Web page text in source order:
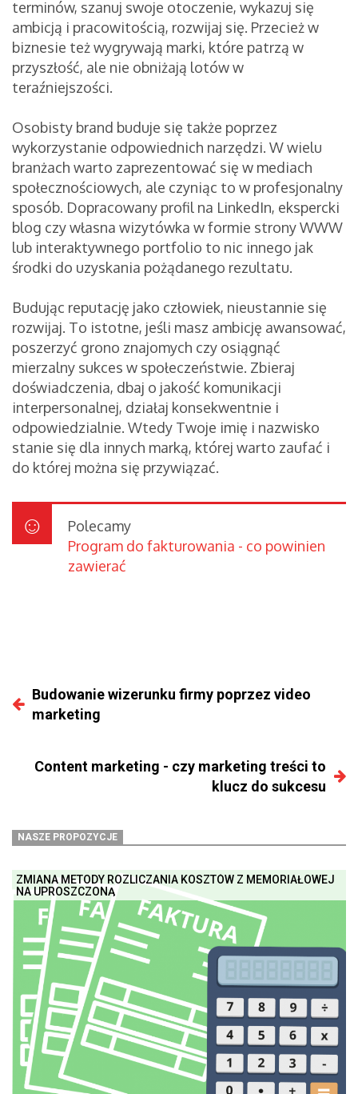
terminów, szanuj swoje otoczenie, wykazuj się
ambicją i pracowitością, rozwijaj się. Przecież w
biznesie też wygrywają marki, które patrzą w
przyszłość, ale nie obniżają lotów w
teraźniejszości.
Osobisty brand buduje się także poprzez
wykorzystanie odpowiednich narzędzi. W wielu
branżach warto zaprezentować się w mediach
społecznościowych, ale czyniąc to w profesjonalny
sposób. Dopracowany profil na LinkedIn, ekspercki
blog czy własna wizytówka w formie strony WWW
lub interaktywnego portfolio to nic innego jak
środki do uzyskania pożądanego rezultatu.
Budując reputację jako człowiek, nieustannie się
rozwijaj. To istotne, jeśli masz ambicję awansować,
poszerzyć grono znajomych czy osiągnąć
mierzalny sukces w społeczeństwie. Zbieraj
doświadczenia, dbaj o jakość komunikacji
interpersonalnej, działaj konsekwentnie i
odpowiedzialnie. Wtedy Twoje imię i nazwisko
stanie się dla innych marką, której warto zaufać i
do której można się przywiązać.
Polecamy
Program do fakturowania - co powinien
zawierać
Budowanie wizerunku firmy poprzez video
marketing
Content marketing - czy marketing treści to
klucz do sukcesu
NASZE PROPOZYCJE
ZMIANA METODY ROZLICZANIA KOSZTÓW Z MEMORIAŁOWEJ
NA UPROSZCZONĄ